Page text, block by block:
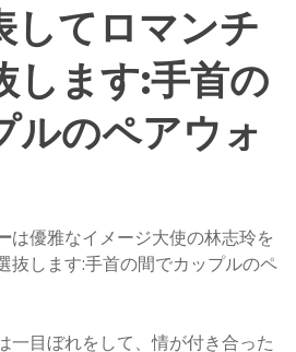
してロマンチ
します:手首の
ルのペアウォ
は優雅なイメージ大使の林志玲を
抜します:手首の間でカップルのペ
一目ぼれをして、情が付き合った